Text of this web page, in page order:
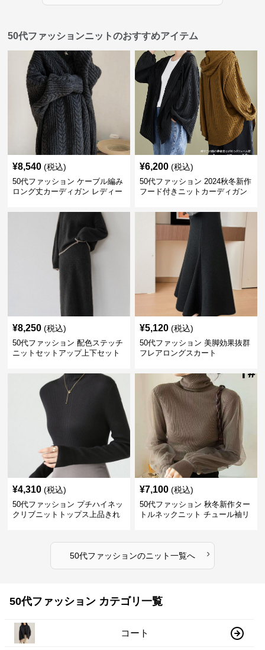
50代ファッションニットのおすすめアイテム
¥8,540 (税込)
50代ファッション ケーブル編み
ロング丈カーディガン レディー
¥6,200 (税込)
50代ファッション 2024秋冬新作
フード付きニットカーディガン
¥8,250 (税込)
50代ファッション 配色ステッチ
ニットセットアップ上下セット
¥5,120 (税込)
50代ファッション 美脚効果抜群
フレアロングスカート
¥4,310 (税込)
50代ファッション プチハイネッ
クリブニットトップス上品きれ
¥7,100 (税込)
50代ファッション 秋冬新作ター
トルネックニット チュール袖リ
50代ファッションのニット一覧へ ›
50代ファッション カテゴリ一覧
コート